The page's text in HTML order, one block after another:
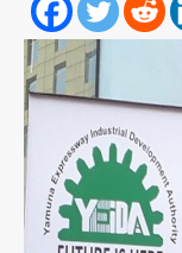
2